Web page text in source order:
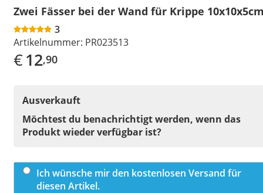
Zwei Fässer bei der Wand für Krippe
3
Artikelnummer: PR023513
€12,90
Ausverkauft
Möchtest du benachrichtigt werden, wenn das
Produkt wieder verfügbar ist?
Ich wünsche mir den kostenlosen Versand für
diesen Artikel.